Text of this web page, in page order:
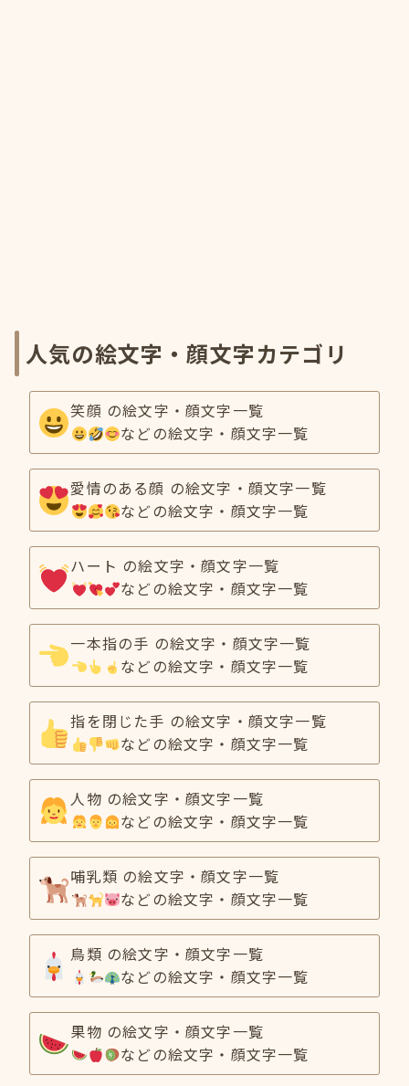
人気の絵文字・顔文字カテゴリ
笑顔 の絵文字・顔文字一覧
などの絵文字・顔文字一覧
愛情のある顔 の絵文字・顔文字一覧
などの絵文字・顔文字一覧
ハート の絵文字・顔文字一覧
などの絵文字・顔文字一覧
一本指の手 の絵文字・顔文字一覧
などの絵文字・顔文字一覧
指を閉じた手 の絵文字・顔文字一覧
などの絵文字・顔文字一覧
人物 の絵文字・顔文字一覧
などの絵文字・顔文字一覧
哺乳類 の絵文字・顔文字一覧
などの絵文字・顔文字一覧
鳥類 の絵文字・顔文字一覧
などの絵文字・顔文字一覧
果物 の絵文字・顔文字一覧
などの絵文字・顔文字一覧